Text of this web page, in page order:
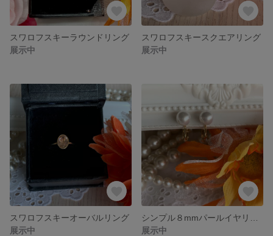
スワロフスキーラウンドリング
展示中
スワロフスキースクエアリング
展示中
スワロフスキーオーバルリング
展示中
展示中